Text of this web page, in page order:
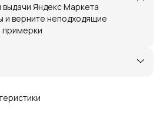
выдачи Яндекс Маркета
и верните неподходящие
примерки